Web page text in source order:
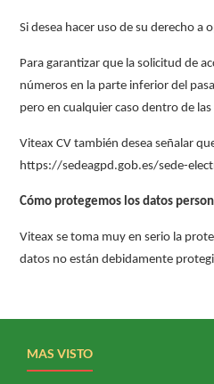
Si desea hacer uso de su derecho
Para garantizar que la solicitud de
números en la parte inferior del
pero en cualquier caso dentro de
Viteax CV también desea señalar
https://sedeagpd.gob.es/sede-
Cómo protegemos los datos
Viteax se toma muy en serio la
datos no están debidamente
MAS VISTO